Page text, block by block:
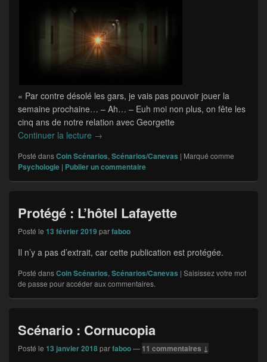
« Par contre désolé les gars, je vais pas pouvoir jouer la
semaine prochaine… – Ah… – Euh moi non plus, on fête les
cinq ans de notre relation avec Georgette
Continuer la lecture Scenario : Section C
→
Posté dansCoin Scénarios, Scénarios/Canevas | Marqué comme
Psychologie | Publier un commentaire
Protégé : L’hôtel Lafayette
Posté le 13 février 2019 parfaboo
Il n’y a pas d’extrait, car cette publication est protégée.
Posté dansCoin Scénarios, Scénarios/Canevas | Saisissez votre mot
de passe pour accéder aux commentaires.
Scénario : Cornucopia
Posté le 13 janvier 2018parfaboo— 11 commentaires ↓